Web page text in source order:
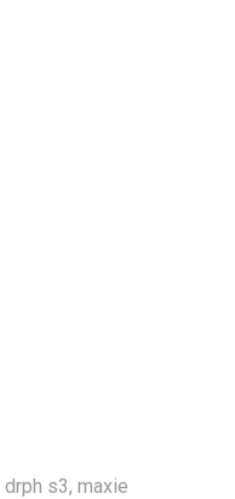
drph s3, maxie